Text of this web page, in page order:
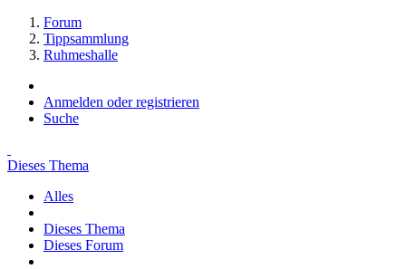
Forum
Tippsammlung
Ruhmeshalle
Anmelden oder registrieren
Suche
Dieses Thema
Alles
Dieses Thema
Dieses Forum